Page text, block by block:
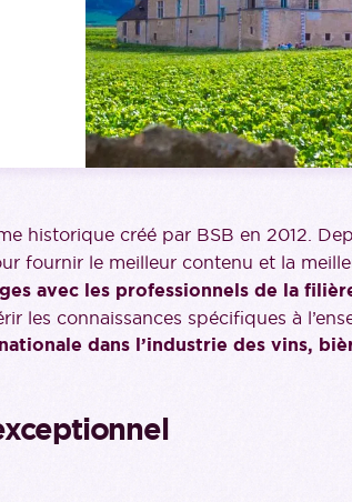
historique créé par BSB en 2012.
fournir le meilleur contenu et la
avec les professionnels de la
les connaissances spécifiques à
dans l’industrie des vins,